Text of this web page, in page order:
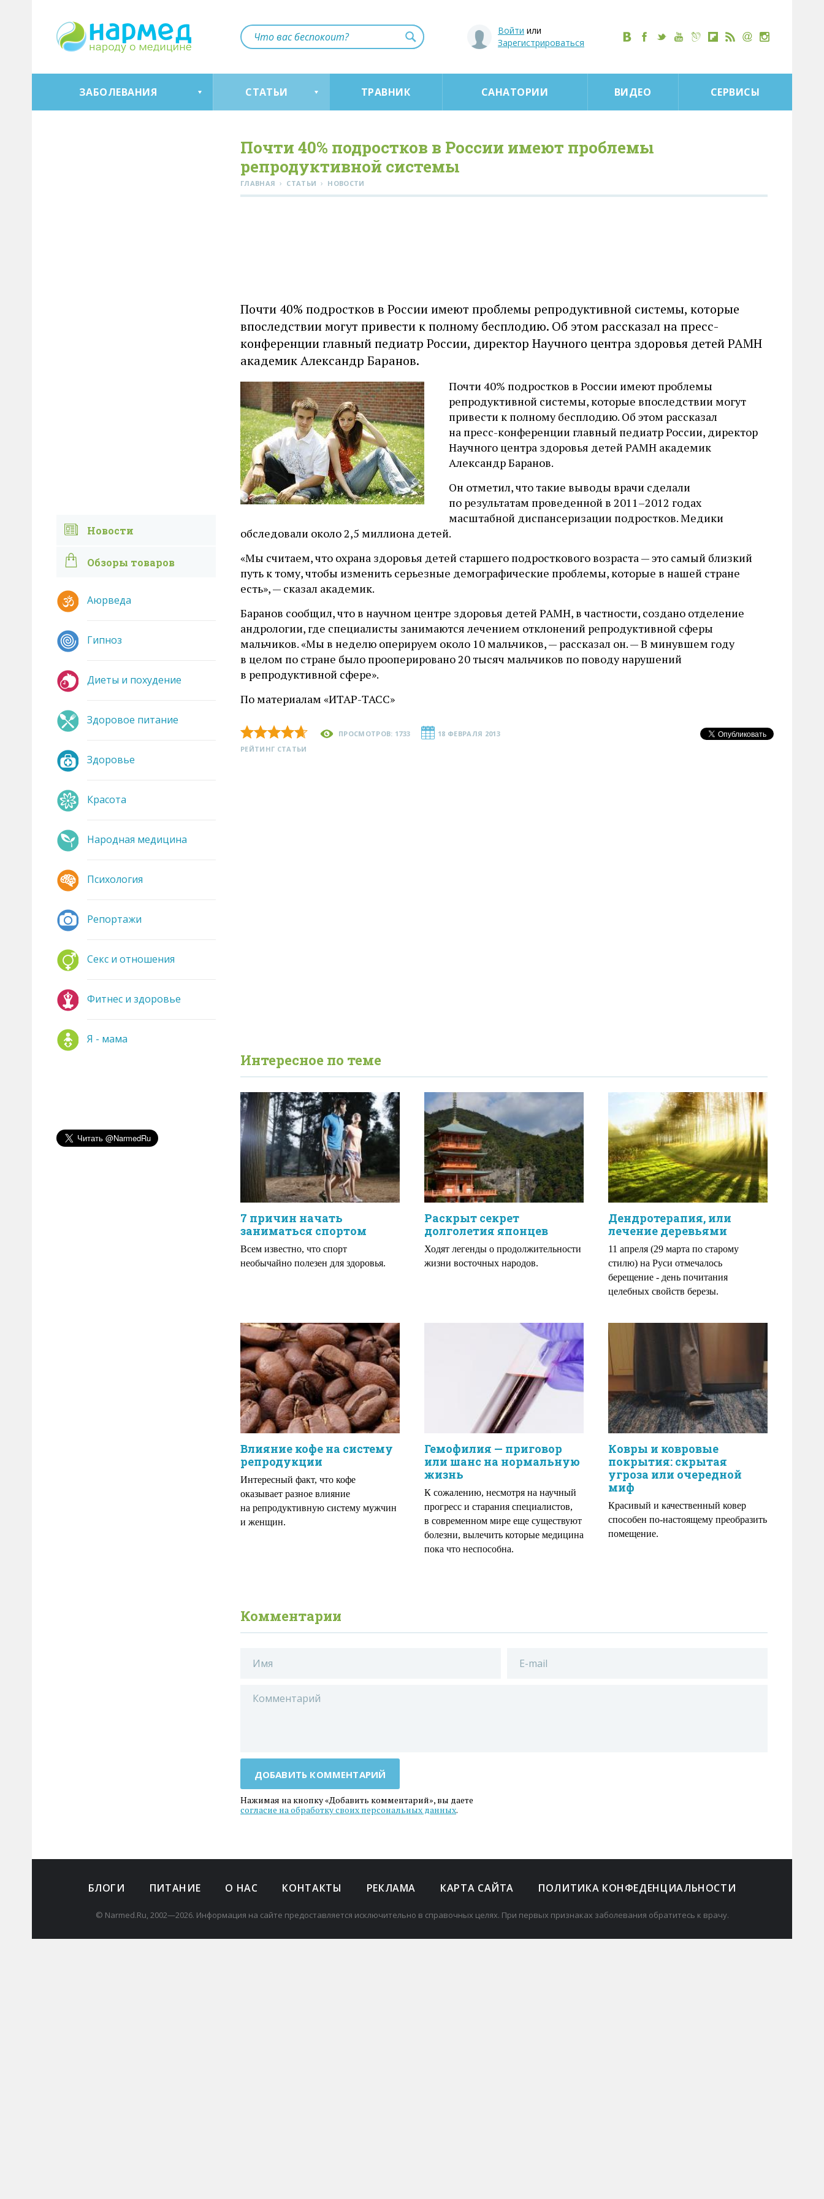
Войти или
Зарегистрироваться
ЗАБОЛЕВАНИЯ СТАТЬИ ТРАВНИК САНАТОРИИ ВИДЕО СЕРВИСЫ
Почти 40% подростков в России имеют проблемы
репродуктивной системы
ГЛАВНАЯ › СТАТЬИ › НОВОСТИ
Почти 40% подростков в России имеют проблемы репродуктивной системы, которые
впоследствии могут привести к полному бесплодию. Об этом рассказал на пресс-
конференции главный педиатр России, директор Научного центра здоровья детей РАМН
академик Александр Баранов.
Почти 40% подростков в России имеют проблемы
репродуктивной системы, которые впоследствии могут
привести к полному бесплодию. Об этом рассказал
на пресс-конференции главный педиатр России, директор
Научного центра здоровья детей РАМН академик
Александр Баранов.
Он отметил, что такие выводы врачи сделали
по результатам проведенной в 2011–2012 годах
масштабной диспансеризации подростков. Медики
обследовали около 2,5 миллиона детей.
«Мы считаем, что охрана здоровья детей старшего подросткового возраста — это самый близкий
путь к тому, чтобы изменить серьезные демографические проблемы, которые в нашей стране
есть», — сказал академик.
Баранов сообщил, что в научном центре здоровья детей РАМН, в частности, создано отделение
андрологии, где специалисты занимаются лечением отклонений репродуктивной сферы
мальчиков. «Мы в неделю оперируем около 10 мальчиков, — рассказал он. — В минувшем году
в целом по стране было прооперировано 20 тысяч мальчиков по поводу нарушений
в репродуктивной сфере».
По материалам «ИТАР-ТАСС»
РЕЙТИНГ СТАТЬИ
ПРОСМОТРОВ: 1733 18 ФЕВРАЛЯ 2013
Интересное по теме
7 причин начать
заниматься спортом
Всем известно, что спорт
необычайно полезен для здоровья.
Раскрыт секрет
долголетия японцев
Ходят легенды о продолжительности
жизни восточных народов.
Дендротерапия, или
лечение деревьями
11 апреля (29 марта по старому
стилю) на Руси отмечалось
берещение - день почитания
целебных свойств березы.
Влияние кофе на систему
репродукции
Интересный факт, что кофе
оказывает разное влияние
на репродуктивную систему мужчин
и женщин.
Гемофилия — приговор
или шанс на нормальную
жизнь
К сожалению, несмотря на научный
прогресс и старания специалистов,
в современном мире еще существуют
болезни, вылечить которые медицина
пока что неспособна.
Ковры и ковровые
покрытия: скрытая
угроза или очередной
миф
Красивый и качественный ковер
способен по-настоящему преобразить
помещение.
Комментарии
ДОБАВИТЬ КОММЕНТАРИЙ
Нажимая на кнопку «Добавить комментарий», вы даете
согласие на обработку своих персональных данных.
Новости
Обзоры товаров
Аюрведа
Гипноз
Диеты и похудение
Здоровое питание
Здоровье
Красота
Народная медицина
Психология
Репортажи
Секс и отношения
Фитнес и здоровье
Я - мама
БЛОГИ ПИТАНИЕ О НАС КОНТАКТЫ РЕКЛАМА КАРТА САЙТА ПОЛИТИКА КОНФЕДЕНЦИАЛЬНОСТИ
© Narmed.Ru, 2002—2026. Информация на сайте предоставляется исключительно в справочных целях. При первых признаках заболевания обратитесь к врачу.